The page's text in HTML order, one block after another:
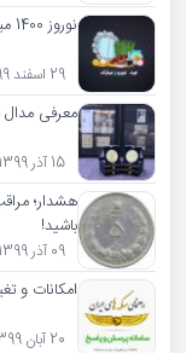
نوروز 1400 مبارک باد
29 اسفند 1399 - 19545 بازدید - 2 نظر
معرفی مدال
15 آذر 1399 - 26971 بازدید - 2 نظر
باشید!
09 آذر 1399 - 78224 بازدید - 60 نظر
امکانات و
20 آبان 1399 - 26616 بازدید - 20 نظر